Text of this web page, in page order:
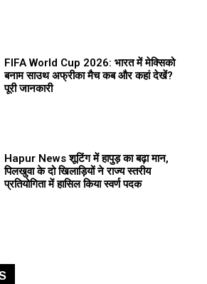
FIFA World Cup 2026: भारत में मेक्सिको
बनाम साउथ अफ्रीका मैच कब और कहां देखें?
पूरी जानकारी
Hapur News शूटिंग में हापुड़ का बढ़ा मान,
पिलखुवा के दो खिलाड़ियों ने राज्य स्तरीय
प्रतियोगिता में हासिल किया स्वर्ण पदक